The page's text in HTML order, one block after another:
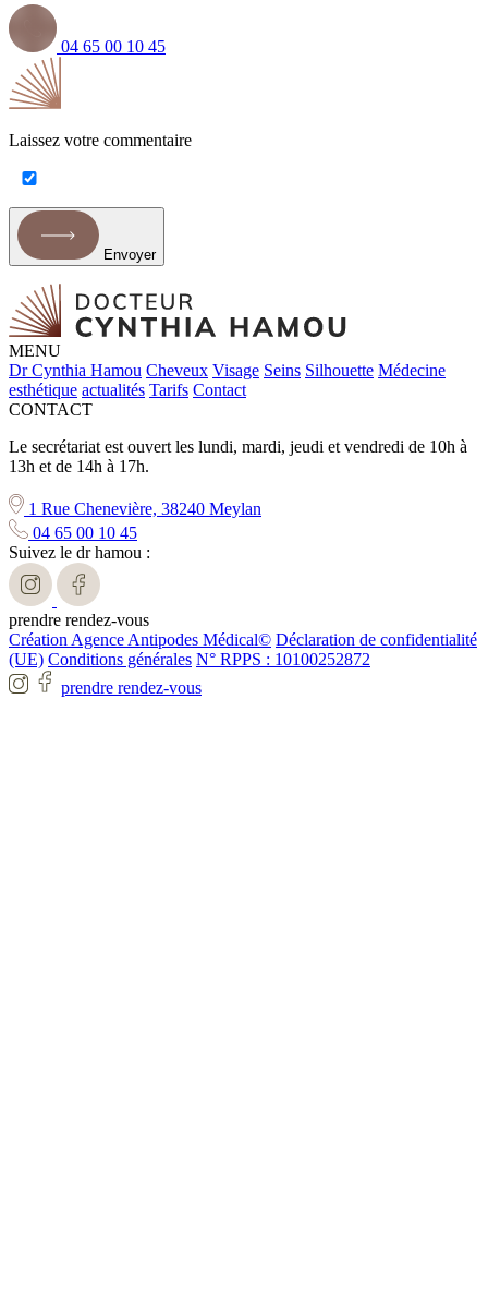
04 65 00 10 45
Laissez votre commentaire
Envoyer
MENU
Dr Cynthia Hamou Cheveux Visage Seins Silhouette Médecine
esthétique actualités Tarifs Contact
CONTACT
Le secrétariat est ouvert les lundi, mardi, jeudi et vendredi de 10h à
13h et de 14h à 17h.
1 Rue Chenevière, 38240 Meylan
04 65 00 10 45
Suivez le dr hamou :
prendre rendez-vous
Création Agence Antipodes Médical© Déclaration de confidentialité
(UE) Conditions générales N° RPPS : 10100252872
prendre rendez-vous